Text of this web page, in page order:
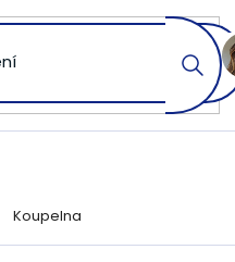
Koupelna